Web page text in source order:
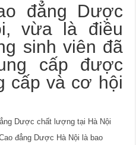
đẳng Dược
vừa là điều
sinh viên đã
cấp được
cấp và cơ hội
Dược chất lượng tại Hà Nội
đẳng Dược Hà Nội là bao